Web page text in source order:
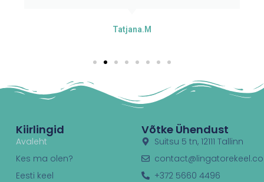
Tatjana.M
Kiirlingid
Avaleht
Kes ma olen?
Eesti keel
Võtke Ühendust
Suitsu 5 tn, 12111 Tallinn
+372 5660 4496